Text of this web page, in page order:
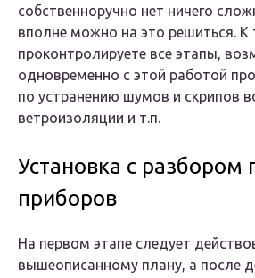
собственноручно нет ничего
вполне можно на это решиться.
проконтролируете все этапы,
одновременно с этой работой
по устранению шумов и скрипов
ветроизоляции и т.п.
Установка с разбором
приборов
На первом этапе следует
вышеописанному плану, а после